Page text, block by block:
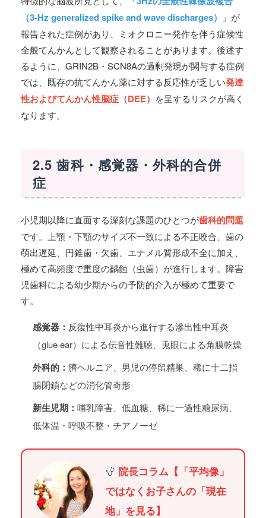
（3-Hz generalized spike and wave discharges）」 が
報告された症例があり、ミオクロニー発作を伴う症候性
全般てんかんとして観察されることがあります。後述す
るように、GRIN2B・SCN8Aの過剰発現が関与する症例
では、既存の抗てんかん薬に対する反応性が乏しい発達
性およびてんかん性脳症（DEE） を呈するリスクが高く
なります。
2.5 歯科・感覚器・外科的合併
症
小児期以降に直面する深刻な課題のひとつが歯科的問題
です。上顎・下顎のサイズ不一致による不正咬合、歯の
萌出遅延、円錐歯・欠歯、エナメル質形成不全に加え、
極めて高頻度で重度の齲蝕（虫歯）が進行します。障害
児歯科による幼少期からの予防的介入が極めて重要で
す。
感覚器： 反復性中耳炎から進行する滲出性中耳炎
（glue ear）による伝音性難聴、兎眼による角膜乾燥
外科的： 臍ヘルニア、男児の停留精巣、稀に十二指
腸閉鎖などの消化管奇形
新生児期： 哺乳障害、低血糖、稀に一過性糖尿病、
低体温・呼吸不整・チアノーゼ
院長コラム【「平均像」
ではなくお子さんの「現在
地」を見る】